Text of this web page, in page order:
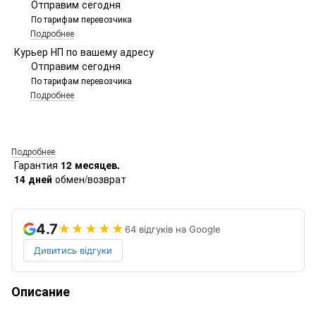
Отправим сегодня
По тарифам перевозчика
Подробнее
Курьер НП по вашему адресу
Отправим сегодня
По тарифам перевозчика
Подробнее
Подробнее
Гарантия 12 месяцев.
14 дней обмен/возврат
4.7★★★★★64 відгуків на Google
Дивитись відгуки
Описание